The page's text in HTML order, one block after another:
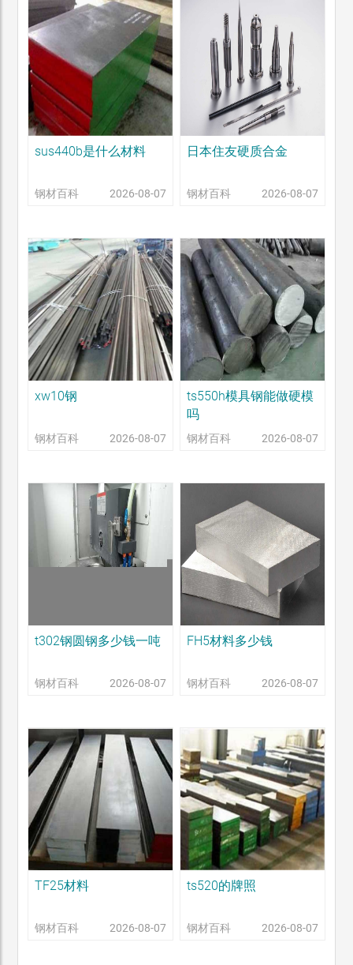
sus440b是什么材料
钢材百科 2026-08-07
日本住友硬质合金
钢材百科 2026-08-07
xw10钢
钢材百科 2026-08-07
ts550h模具钢能做硬模
吗
钢材百科 2026-08-07
t302钢圆钢多少钱一吨
钢材百科 2026-08-07
FH5材料多少钱
钢材百科 2026-08-07
TF25材料
钢材百科 2026-08-07
ts520的牌照
钢材百科 2026-08-07